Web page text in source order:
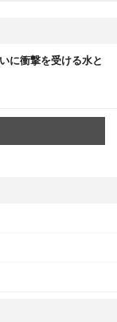
に衝撃を受ける水と